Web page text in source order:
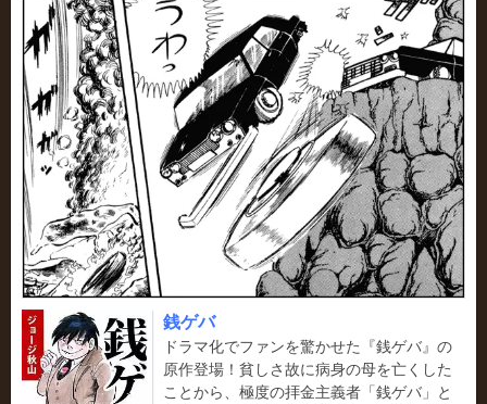
銭ゲバ
ドラマ化でファンを驚かせた『銭ゲバ』の
原作登場！貧しさ故に病身の母を亡くした
ことから、極度の拝金主義者「銭ゲバ」と